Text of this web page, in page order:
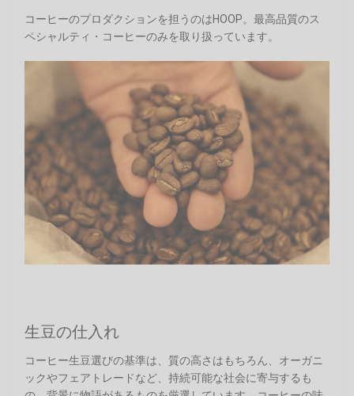
コーヒーのプロダクションを担うのはHOOP。最高品質のス
ペシャルティ・コーヒーのみを取り扱っています。
生豆の仕入れ
コーヒー生豆選びの基準は、質の高さはもちろん、オーガニ
ックやフェアトレードなど、持続可能な社会に寄与するも